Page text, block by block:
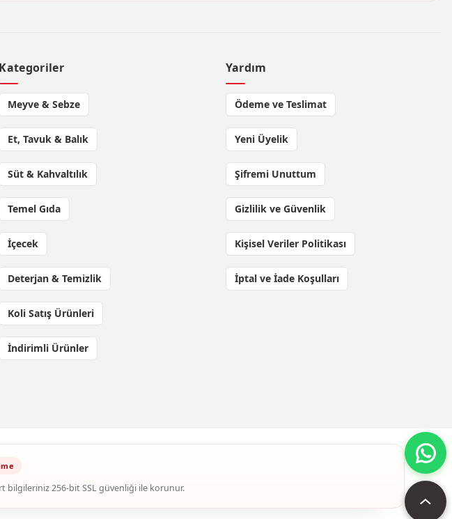
Kategoriler
Meyve & Sebze
Et, Tavuk & Balık
Süt & Kahvaltılık
Temel Gıda
İçecek
Deterjan & Temizlik
Koli Satış Ürünleri
İndirimli Ürünler
Yardım
Ödeme ve Teslimat
Yeni Üyelik
Şifremi Unuttum
Gizlilik ve Güvenlik
Kişisel Veriler Politikası
İptal ve İade Koşulları
bilgileriniz 256-bit SSL güvenliği ile korunur.